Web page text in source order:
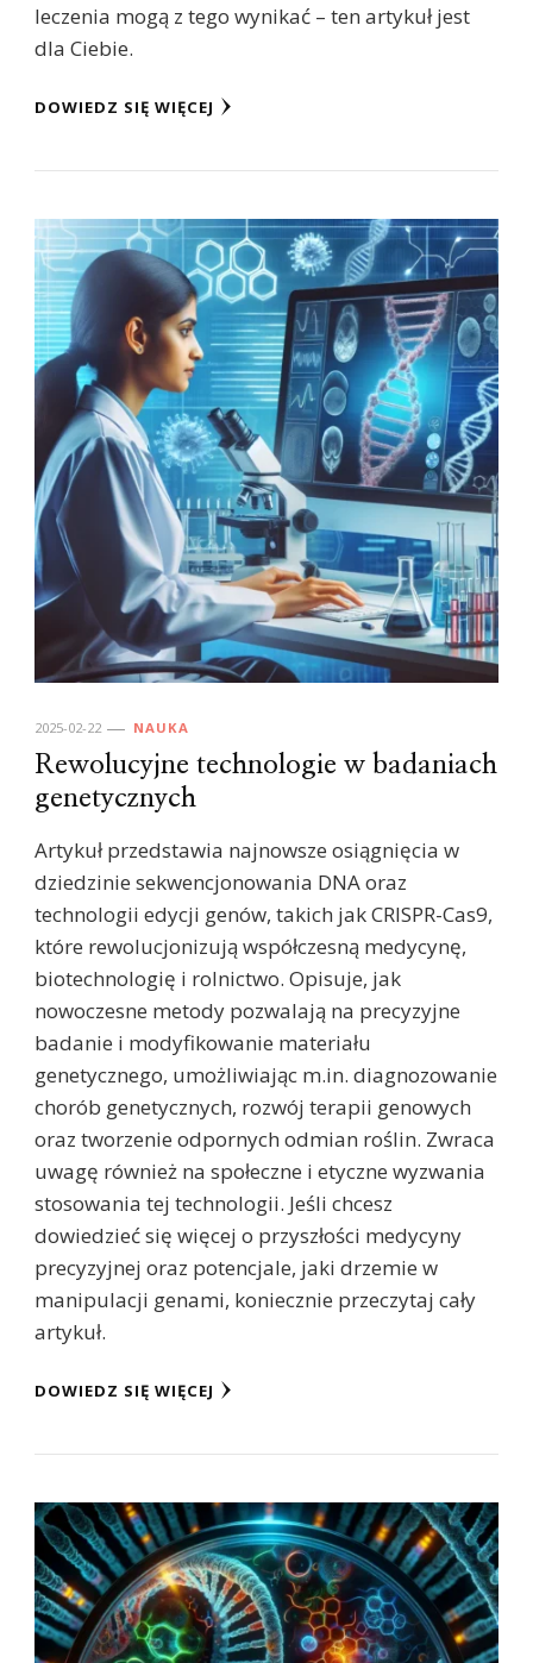
leczenia mogą z tego wynikać – ten artykuł jest
dla Ciebie.
DOWIEDZ SIĘ WIĘCEJ
2025-02-22 NAUKA
Rewolucyjne technologie w badaniach
genetycznych
Artykuł przedstawia najnowsze osiągnięcia w
dziedzinie sekwencjonowania DNA oraz
technologii edycji genów, takich jak CRISPR-Cas9,
które rewolucjonizują współczesną medycynę,
biotechnologię i rolnictwo. Opisuje, jak
nowoczesne metody pozwalają na precyzyjne
badanie i modyfikowanie materiału
genetycznego, umożliwiając m.in. diagnozowanie
chorób genetycznych, rozwój terapii genowych
oraz tworzenie odpornych odmian roślin. Zwraca
uwagę również na społeczne i etyczne wyzwania
stosowania tej technologii. Jeśli chcesz
dowiedzieć się więcej o przyszłości medycyny
precyzyjnej oraz potencjale, jaki drzemie w
manipulacji genami, koniecznie przeczytaj cały
artykuł.
DOWIEDZ SIĘ WIĘCEJ